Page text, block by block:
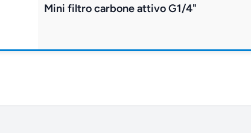
Mini filtro carbone attivo G1/4"